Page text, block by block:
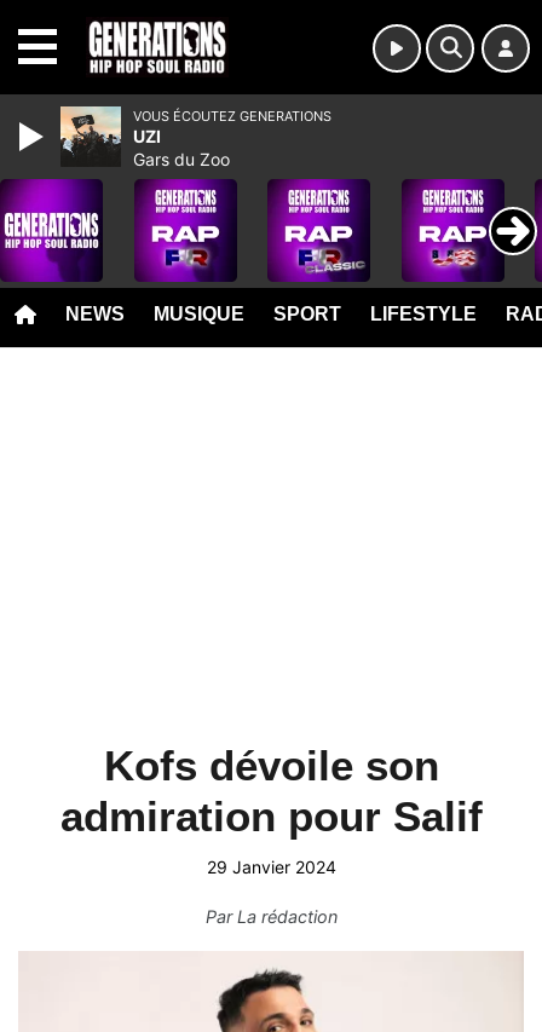
NEWS MUSIQUE SPORT LIFESTYLE
Kofs dévoile son
admiration pour Salif
29 Janvier 2024
ParLa rédaction
VOUS ÉCOUTEZ GENERATIONS
UZI
Gars du Zoo